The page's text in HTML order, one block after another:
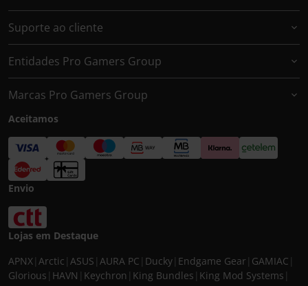
Suporte ao cliente
Entidades Pro Gamers Group
Marcas Pro Gamers Group
Aceitamos
Envio
Lojas em Destaque
APNX Arctic ASUS AURA PC Ducky Endgame Gear GAMIAC
Glorious HAVN Keychron King Bundles King Mod Systems